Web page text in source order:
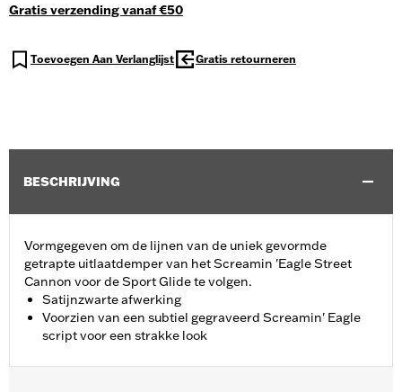
Gratis verzending vanaf €50
Toevoegen Aan Verlanglijst Gratis retourneren
BESCHRIJVING
Vormgegeven om de lijnen van de uniek gevormde
getrapte uitlaatdemper van het Screamin 'Eagle Street
Cannon voor de Sport Glide te volgen.
Satijnzwarte afwerking
Voorzien van een subtiel gegraveerd Screamin' Eagle
script voor een strakke look